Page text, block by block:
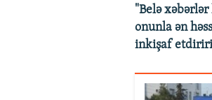
"Belə
onunla ən
inkişaf